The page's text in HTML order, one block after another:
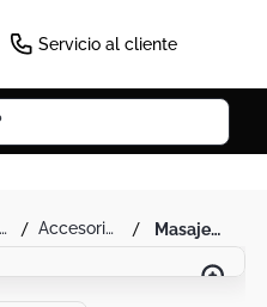
Servicio al cliente
accesorios fitness yoga y pilates masajeador portatil gimnasia pasiva alivia dolores